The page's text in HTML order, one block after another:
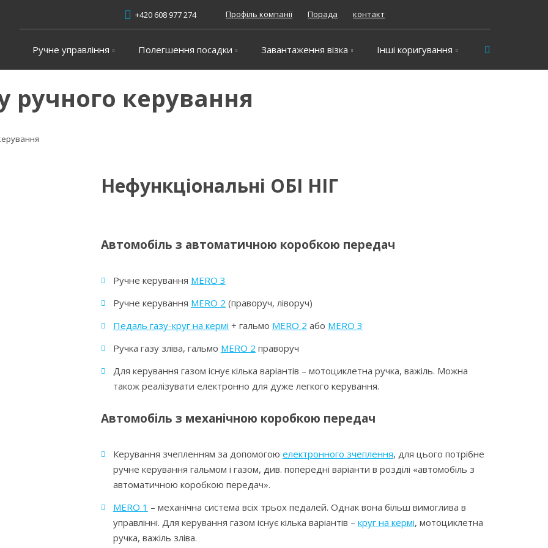
+420 608 977 274 Профіль компанії Порада контакт
Ручне управління Полегшення посадки Завантаження візка Інші коригування
ручного керування
Нефункціональні ОБІ НІГ
Автомобіль з автоматичною коробкою передач
Ручне керування MERO 3
Ручне керування MERO 2 (праворуч, ліворуч)
Педаль газу-круг на кермі + гальмо MERO 2 або MERO 3
Ручка газу зліва, гальмо MERO 2 праворуч
Для керування газом існує кілька варіантів – мотоциклетна ручка, важіль. Можна
також реалізувати електронно для дуже легкого керування.
Автомобіль з механічною коробкою передач
Керування зчепленням за допомогою електронного зчеплення, для цього потрібне
ручне керування гальмом і газом, див. попередні варіанти в розділі «автомобіль з
автоматичною коробкою передач».
MERO 1 – механічна система всіх трьох педалей. Однак вона більш вимоглива в
управлінні. Для керування газом існує кілька варіантів – круг на кермі, мотоциклетна
ручка, важіль зліва.